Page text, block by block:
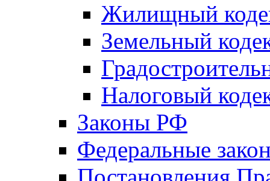
Жилищный
Земельный
Налоговый
Законы РФ
Федеральные